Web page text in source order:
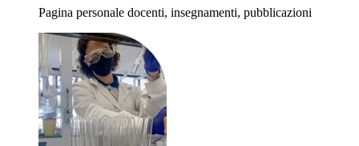
Pagina personale docenti, insegnamenti, pubblicazioni